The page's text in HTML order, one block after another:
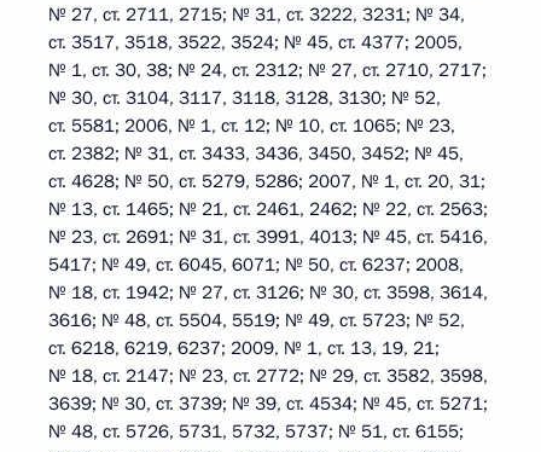
№ 27, ст. 2711, 2715; № 31, ст. 3222, 3231; № 34,
ст. 3517, 3518, 3522, 3524; № 45, ст. 4377; 2005,
№ 1, ст. 30, 38; № 24, ст. 2312; № 27, ст. 2710, 2717;
№ 30, ст. 3104, 3117, 3118, 3128, 3130; № 52,
ст. 5581; 2006, № 1, ст. 12; № 10, ст. 1065; № 23,
ст. 2382; № 31, ст. 3433, 3436, 3450, 3452; № 45,
ст. 4628; № 50, ст. 5279, 5286; 2007, № 1, ст. 20, 31;
№ 13, ст. 1465; № 21, ст. 2461, 2462; № 22, ст. 2563;
№ 23, ст. 2691; № 31, ст. 3991, 4013; № 45, ст. 5416,
5417; № 49, ст. 6045, 6071; № 50, ст. 6237; 2008,
№ 18, ст. 1942; № 27, ст. 3126; № 30, ст. 3598, 3614,
3616; № 48, ст. 5504, 5519; № 49, ст. 5723; № 52,
ст. 6218, 6219, 6237; 2009, № 1, ст. 13, 19, 21;
№ 18, ст. 2147; № 23, ст. 2772; № 29, ст. 3582, 3598,
3639; № 30, ст. 3739; № 39, ст. 4534; № 45, ст. 5271;
№ 48, ст. 5726, 5731, 5732, 5737; № 51, ст. 6155;